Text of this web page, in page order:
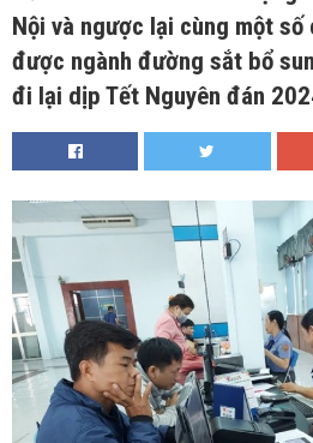
Nội và ngược lại cùng một số
được ngành đường sắt bổ
đi lại dịp Tết Nguyên đán